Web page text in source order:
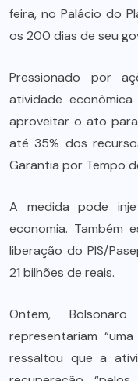
feira, no Palácio do
os 200 dias de seu
Pressionado por
atividade
aproveitar o ato
até 35% dos
Garantia por Tempo
A medida pode
economia. Também
liberação do PIS/
21 bilhões de reais.
Ontem,
representariam
ressaltou que a